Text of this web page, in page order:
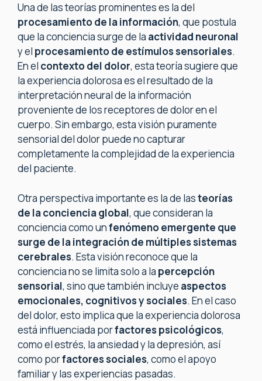
Una de las teorías prominentes es la del
procesamiento de la información, que postula
que la conciencia surge de la actividad neuronal
y el procesamiento de estímulos sensoriales.
En el contexto del dolor, esta teoría sugiere que
la experiencia dolorosa es el resultado de la
interpretación neural de la información
proveniente de los receptores de dolor en el
cuerpo. Sin embargo, esta visión puramente
sensorial del dolor puede no capturar
completamente la complejidad de la experiencia
del paciente.
Otra perspectiva importante es la de lasteorías
de la conciencia global, que consideran la
conciencia como unfenómeno emergente que
surge de la integración de múltiples sistemas
cerebrales. Esta visión reconoce que la
conciencia no se limita solo a la percepción
sensorial, sino que también incluye aspectos
emocionales, cognitivos y sociales. En el caso
del dolor, esto implica que la experiencia dolorosa
está influenciada porfactores psicológicos,
como el estrés, la ansiedad y la depresión, así
como porfactores sociales, como el apoyo
familiar y las experiencias pasadas.